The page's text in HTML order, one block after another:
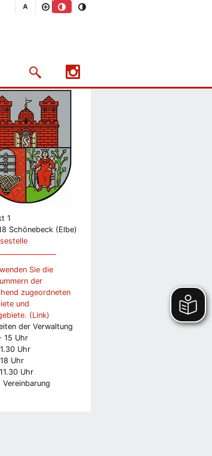
Suchmaske öffnen/schließen
Nächstes Bild
Presse und
1
Schönebeck (Elbe)
Sie die
der
zugeordneten
und
(Link)
der Verwaltung
15 Uhr
Uhr
Uhr
Uhr
Vereinbarung